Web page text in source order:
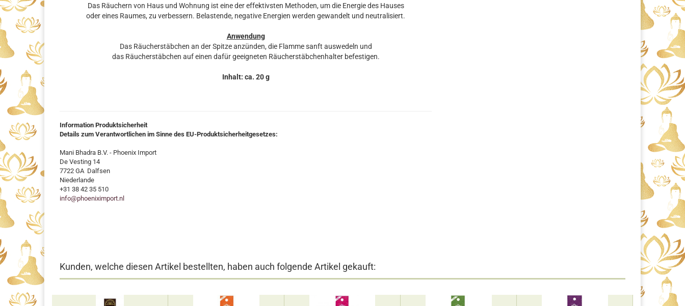
Das Räuchern von Haus und Wohnung ist eine der effektivsten Methoden, um die Energie des Hauses
oder eines Raumes, zu verbessern. Belastende, negative Energien werden gewandelt und neutralisiert.
Anwendung
Das Räucherstäbchen an der Spitze anzünden, die Flamme sanft auswedeln und
das Räucherstäbchen auf einen dafür geeigneten Räucherstäbchenhalter befestigen.
Inhalt: ca. 20 g
Information Produktsicherheit
Details zum Verantwortlichen im Sinne des EU-Produktsicherheitgesetzes:
Mani Bhadra B.V. - Phoenix Import
De Vesting 14
7722 GA Dalfsen
Niederlande
+31 38 42 35 510
info@phoeniximport.nl
Kunden, welche diesen Artikel bestellten, haben auch folgende Artikel gekauft: